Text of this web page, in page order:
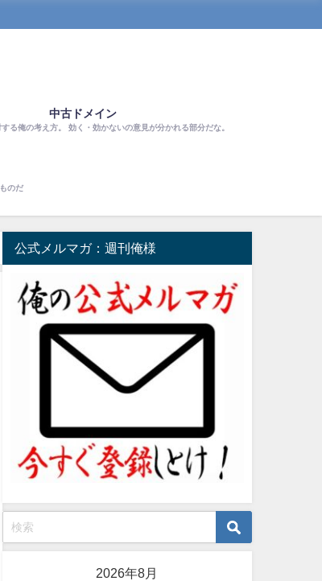
中古ドメイン
る俺の考え方。 効く・効かないの意見が分かれる部分だな。
のだ
公式メルマガ：週刊俺様
2026年8月